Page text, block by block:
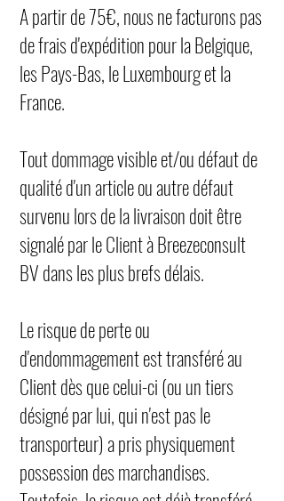
A partir de 75€, nous ne facturons pas
de frais d'expédition pour la Belgique,
les Pays-Bas, le Luxembourg et la
France.
Tout dommage visible et/ou défaut de
qualité d'un article ou autre défaut
survenu lors de la livraison doit être
signalé par le Client à Breezeconsult
BV dans les plus brefs délais.
Le risque de perte ou
d'endommagement est transféré au
Client dès que celui-ci (ou un tiers
désigné par lui, qui n'est pas le
transporteur) a pris physiquement
possession des marchandises.